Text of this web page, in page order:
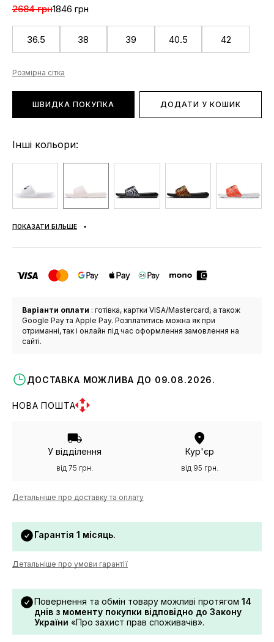
2684 грн1846 грн
36.5 38 39 40.5 42
Розмірна сітка
ШВИДКА ПОКУПКА ДОДАТИ У КОШИК
Інші кольори:
ПОКАЗАТИ БІЛЬШЕ
Варіанти оплати : готівка, картки VISA/Mastercard, а також
Google Pay та Apple Pay. Розплатитись можна як при
отриманні, так і онлайн під час оформлення замовлення на
сайті.
ДОСТАВКА МОЖЛИВА ДО 09.08.2026.
НОВА ПОШТА
У відділення
від 75 грн.
Кур'єр
від 95 грн.
Детальніше про доставку та оплату
Гарантія 1 місяць.
Детальніше про умови гарантії
Повернення та обмін товару можливі протягом 14
днів з моменту покупки відповідно до Закону
України «Про захист прав споживачів».